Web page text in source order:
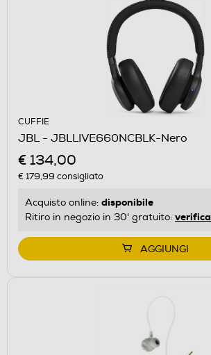
CUFFIE
JBL - JBLLIVE660NCBLK-Nero
€ 134,00
€ 179,99 consigliato
Acquisto online: disponibile
Ritiro in negozio in 30' gratuito: verifica
AGGIUNGI